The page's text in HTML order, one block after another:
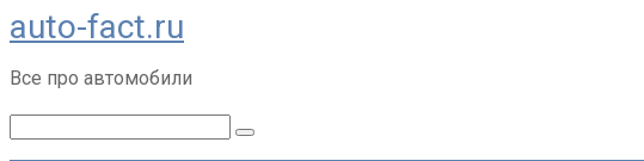
Перейти
к
контенту
auto-fact.ru
Все про автомобили